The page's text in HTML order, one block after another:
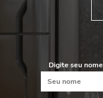
Digite seu nome